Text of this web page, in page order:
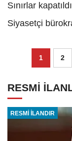
Sınırlar
Siyasetçi
1 2
RESMİ
RESMİ İLANDIR